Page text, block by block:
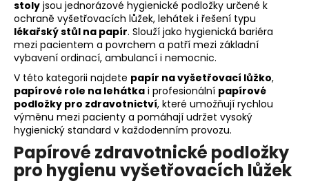
stoly jsou jednorázové hygienické podložky určené k
ochraně vyšetřovacích lůžek, lehátek i řešení typu
lékařský stůl na papír. Slouží jako hygienická bariéra
mezi pacientem a povrchem a patří mezi základní
vybavení ordinací, ambulancí i nemocnic.
V této kategorii najdete papír na vyšetřovací lůžko,
papírové role na lehátka i profesionální papírové
podložky pro zdravotnictví, které umožňují rychlou
výměnu mezi pacienty a pomáhají udržet vysoký
hygienický standard v každodenním provozu.
Papírové zdravotnické podložky
pro hygienu vyšetřovacích lůžek
e
b
u
j
e
t
e
n
a
j